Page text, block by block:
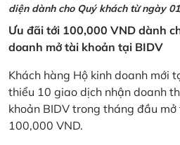
diện dành cho Quý khách từ ngày
Ưu đãi tới 100,000 VND dành
doanh mở tài khoản tại BIDV
Khách hàng Hộ kinh doanh mới
thiểu 10 giao dịch nhận doanh
khoản BIDV trong tháng đầu
100,000 VND.